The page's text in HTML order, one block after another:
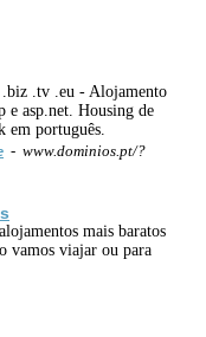
.tv .eu - Alojamento
e asp.net. Housing de
em português.
- www.dominios.pt/?
mais baratos
vamos viajar ou para